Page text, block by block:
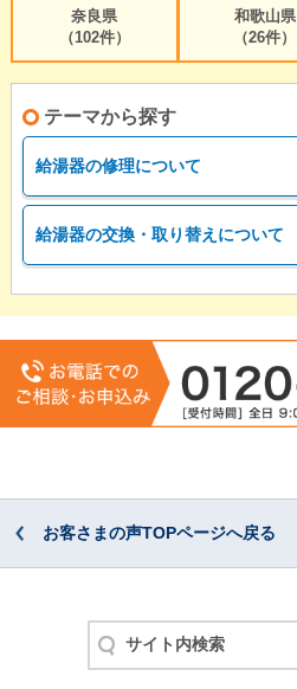
奈良県
（102件）
和歌山県
（26件）
テーマから探す
給湯器の修理について
給湯器の交換・取り替えについて
お客さまの声TOPページへ戻る